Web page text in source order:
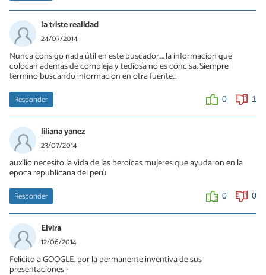
la triste realidad
24/07/2014
Nunca consigo nada útil en este buscador.... la informacion que
colocan además de compleja y tediosa no es concisa. Siempre
termino buscando informacion en otra fuente...
Responder 0 1
liliana yanez
23/07/2014
auxilio necesito la vida de las heroicas mujeres que ayudaron en la
epoca republicana del perü
Responder 0 0
Elvira
12/06/2014
Felicito a GOOGLE, por la permanente inventiva de sus
presentaciones -